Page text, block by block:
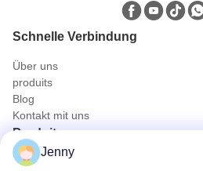
Schnelle Verbindung
Über uns
produits
Blog
Kontakt mit uns
Produits
Öl- und Gasfahrzeug
Jenny